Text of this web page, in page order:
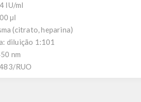
IU/ml
µl
(citrato, heparina)
diluição 1:101
nm
RUO